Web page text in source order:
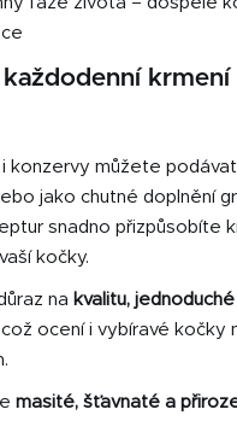
krmení
konzervy můžete
jako chutné doplnění
snadno přizpůsobíte
kočky.
na kvalitu,
což ocení i vybíravé kočky
masité, šťavnaté a